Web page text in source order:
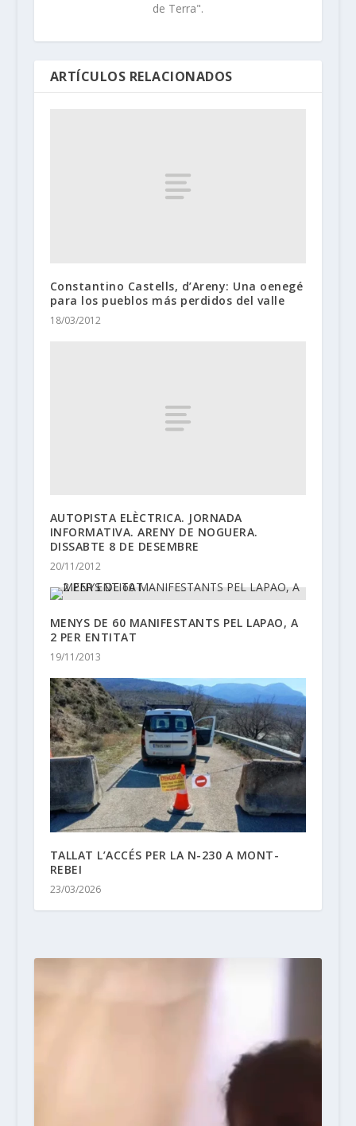
de Terra".
ARTÍCULOS RELACIONADOS
Constantino Castells, d’Areny: Una oenegé
para los pueblos más perdidos del valle
18/03/2012
AUTOPISTA ELÈCTRICA. JORNADA
INFORMATIVA. ARENY DE NOGUERA.
DISSABTE 8 DE DESEMBRE
20/11/2012
MENYS DE 60 MANIFESTANTS PEL LAPAO, A
2 PER ENTITAT
19/11/2013
TALLAT L’ACCÉS PER LA N-230 A MONT-
REBEI
23/03/2026